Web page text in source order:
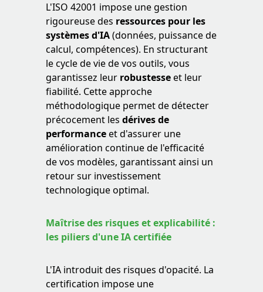
L'ISO 42001 impose une gestion
rigoureuse des ressources pour les
systèmes d'IA(données, puissance de
calcul, compétences). En structurant
le cycle de vie de vos outils, vous
garantissez leur robustesseet leur
fiabilité. Cette approche
méthodologique permet de détecter
précocement lesdérives de
performanceet d'assurer une
amélioration continue de l'efficacité
de vos modèles, garantissant ainsi un
retour sur investissement
technologique optimal.
Maîtrise des risques et explicabilité :
les piliers d'une IA certifiée
L'IA introduit des risques d'opacité. La
certification impose une